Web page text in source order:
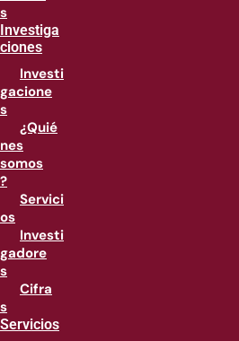
s
Investiga
ciones
Investi
gacione
s
¿Quié
nes
somos
?
Servici
os
Investi
gadore
s
Cifra
s
Servicios